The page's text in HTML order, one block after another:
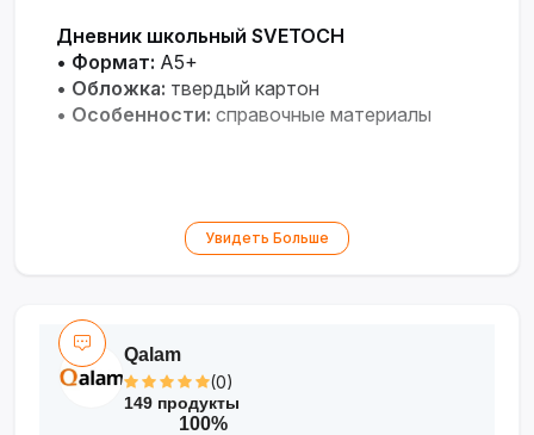
Дневник школьный SVETOCH
• Формат: А5+
• Обложка: твердый картон
• Особенности: справочные материалы
Увидеть Больше
Qalam
(0)
149 продукты
100%